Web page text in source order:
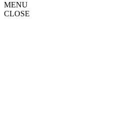
MENU
CLOSE